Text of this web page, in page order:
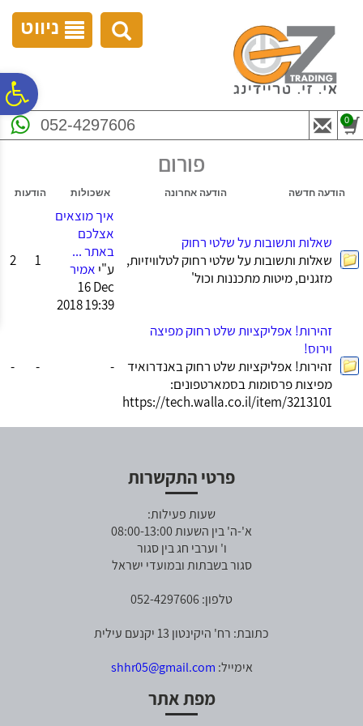
נגישות
ניווט
052-4297606 0
פורום
הודעה חדשה הודעה אחרונה אשכולות הודעות
שאלות ותשובות על שלטי רחוק
שאלות ותשובות על שלטי רחוק לטלוויזיות,
מזגנים, מיטות מתכננות וכול'
איך מוצאים
אצלכם
באתר ...
ע"י אמיר
16 Dec
2018 19:39
1
2
זהירות! אפליקציות שלט רחוק מפיצה
וירוס!
זהירות! אפליקציות שלט רחוק באנדרואיד
מפיצות פרסומות בסמארטפונים:
https://tech.walla.co.il/item/3213101
-
-
-
פרטי התקשרות
שעות פעילות:
א'-ה' בין השעות 08:00-13:00
ו' וערבי חג בין סגור
סגור בשבתות ובמועדי ישראל
טלפון: 052-4297606
כתובת: רח' היקינטון 13 יקנעם עילית
אימייל: shhr05@gmail.com
מפת אתר